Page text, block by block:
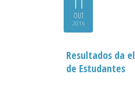
OUT
2016
Resultados da
de Estudantes